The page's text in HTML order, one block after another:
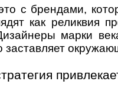
с брендами,
как реликвия
марки
заставляет